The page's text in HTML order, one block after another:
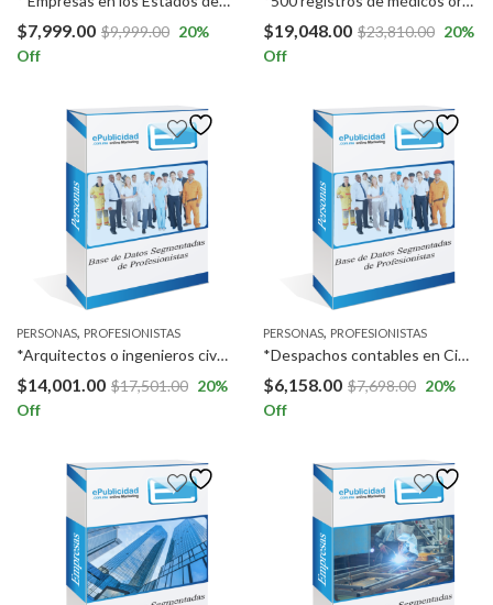
$7,999.00 $9,999.00 20%
Off
$19,048.00 $23,810.00 20%
Off
PERSONAS, PROFESIONISTAS
*Arquitectos o ingenieros civiles * Coordinadores de Recursos Humanos y/o Coordinadores de capacitación en empresas *Supervisores operativos,
$14,001.00 $17,501.00 20%
Off
PERSONAS, PROFESIONISTAS
*Despachos contables en Ciudad de México y Megalópolis. *Profesionistas contadores en Ciudad de México y Megalópolis.
$6,158.00 $7,698.00 20%
Off